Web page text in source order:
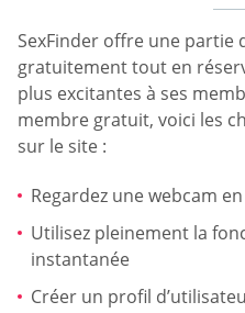
SexFinder offre une partie
gratuitement tout en
plus excitantes à ses
membre gratuit, voici les
sur le site :
Regardez une webcam
Utilisez pleinement la
instantanée
Créer un profil